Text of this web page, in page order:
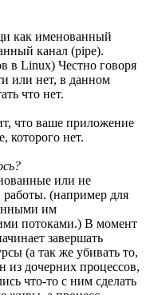
как именованный
канал (pipe).
в Linux) Честно говоря
или нет, в данном
что нет.
что ваше приложение
которого нет.
или не
(например для
им
потоками.) В момент
завершать
(а так же убивать то,
из дочерних процессов,
что-то с ним сделать